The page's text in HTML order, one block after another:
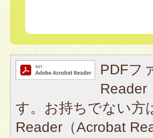
PDFフ
Reader
す。お持ちでない方
Reader（Acrobat